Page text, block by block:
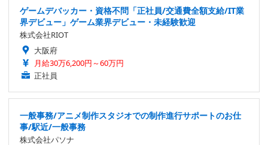
ゲームデバッカー・資格不問「正社員/交通費全額支給/IT業
界デビュー」ゲーム業界デビュー・未経験歓迎
株式会社RIOT
大阪府
月給30万6,200円～60万円
正社員
一般事務/アニメ制作スタジオでの制作進行サポートのお仕
事/駅近/一般事務
株式会社パソナ